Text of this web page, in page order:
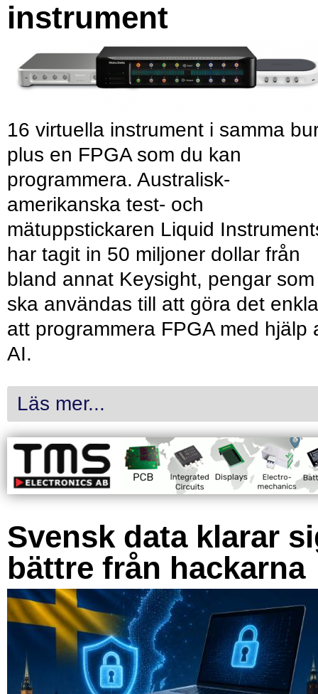
instrument
16 virtuella instrument i samma
plus en FPGA som du kan
programmera. Australisk-
amerikanska test- och
mätuppstickaren Liquid
har tagit in 50 miljoner dollar från
bland annat Keysight, pengar som
ska användas till att göra det
att programmera FPGA med hjälp
AI.
Läs mer...
Svensk data klarar
bättre från hackarna